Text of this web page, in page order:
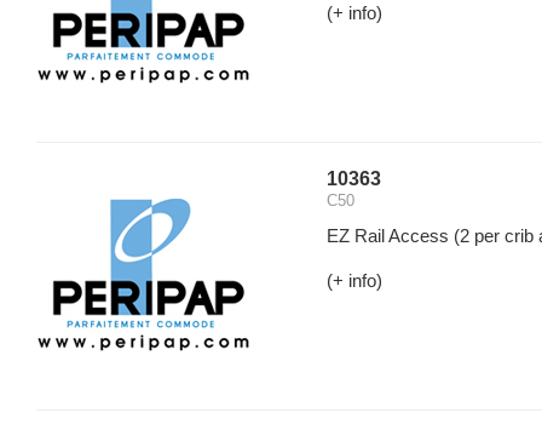
(+ info)
10363
C50
EZ Rail Access (2 per crib
(+ info)